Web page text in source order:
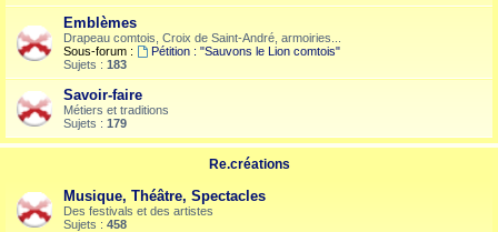
Emblèmes
Drapeau comtois, Croix de Saint-André, armoiries...
Sous-forum :
Pétition : "Sauvons le Lion comtois"
Sujets : 183
Savoir-faire
Métiers et traditions
Sujets : 179
Re.créations
Musique, Théâtre, Spectacles
Des festivals et des artistes
Sujets : 458